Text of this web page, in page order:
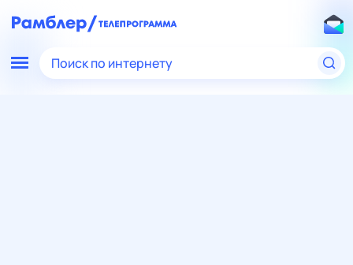
Поиск по интернету